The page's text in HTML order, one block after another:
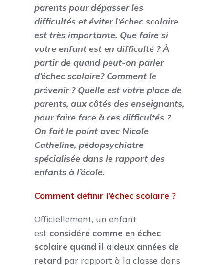
parents pour dépasser les
difficultés et éviter l’échec scolaire
est très importante. Que faire si
votre enfant est en difficulté ? À
partir de quand peut-on parler
d’échec scolaire? Comment le
prévenir ? Quelle est votre place de
parents, aux côtés des enseignants,
pour faire face à ces difficultés ?
On fait le point avec Nicole
Catheline, pédopsychiatre
spécialisée dans le rapport des
enfants à l’école.
Comment définir l’échec scolaire ?
Officiellement, un enfant
est considéré comme en échec
scolaire quand il a deux années de
retard par rapport à la classe dans